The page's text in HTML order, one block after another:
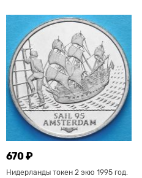
670 ₽
Нидерланды токен 2 экю 1995 год.